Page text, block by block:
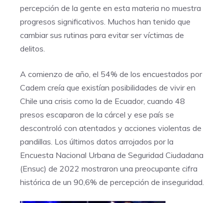
percepción de la gente en esta materia no muestra
progresos significativos. Muchos han tenido que
cambiar sus rutinas para evitar ser víctimas de
delitos.
A comienzo de año, el 54% de los encuestados por
Cadem creía que existían posibilidades de vivir en
Chile una crisis como la de Ecuador, cuando 48
presos escaparon de la cárcel y ese país se
descontroló con atentados y acciones violentas de
pandillas. Los últimos datos arrojados por la
Encuesta Nacional Urbana de Seguridad Ciudadana
(Ensuc) de 2022 mostraron una preocupante cifra
histórica de un 90,6% de percepción de inseguridad.